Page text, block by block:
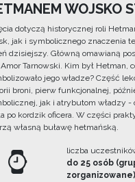
WOJSKO
dotyczą historycznej roli
jak i symbolicznego znaczenia
dzisiejszy. Główną omawianą
Tarnowski. Kim był Hetman,
jego władze? Część
broni, pierw funkcjonalnej,
jak i atrybutom władzy -
po kordzik oficera. W części
własną buławę hetmańską.
liczba
do 25 osób
zorganizowane)